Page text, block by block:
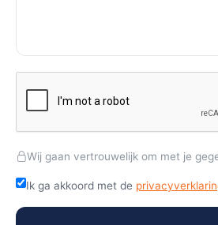
Wij gaan vertrouwelijk om met je
Ik ga akkoord met de